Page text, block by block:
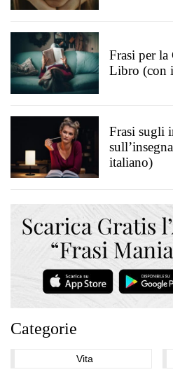
Frasi per
Libro (con
Frasi sugli
italiano)
Categorie
Vita